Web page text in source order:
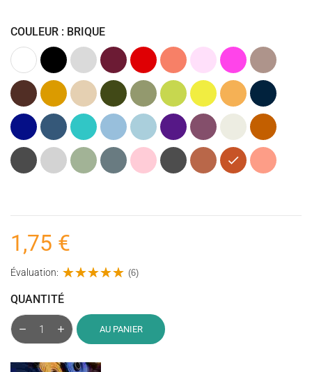
COULEUR : BRIQUE
Blanc Noir
Gris
clair
BordeauxRouge Corail Rose
Clair
Rose
fuchsia
Taupe
(Marron)
MarronCaramelBeige
Kaki
(Vert
Armée)
Vert
Olive
Vert
anis
Jaune Ocre
(Jaune)
Bleu
marine
Bleu
cobalt
Bleu
jeans
foncé
Bleu
turquoise
Bleu
Clair
Bleu
pastel
Violet Figue
givrée
(Mauve
foncé)
Ecru Terracotta
Gris
anthracite
Gris
clair
Vert
(Vieux)
Bleu
acier
Rose
poudré
Gris
foncé
Argile Brique Corail
Clair
1,75 €
Évaluation: (6)
QUANTITÉ
AU PANIER